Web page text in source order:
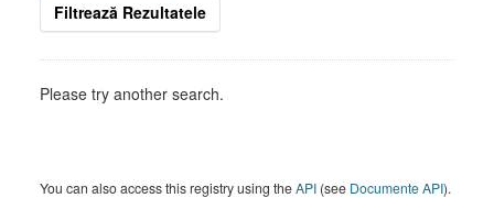
Filtrează Rezultatele
Please try another search.
You can also access this registry using theAPI (see Documente API).